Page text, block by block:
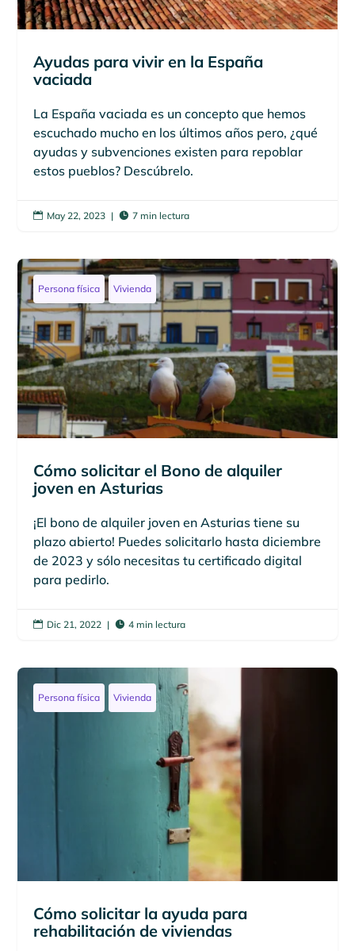
Ayudas para vivir en la España
vaciada
La España vaciada es un concepto que hemos
escuchado mucho en los últimos años pero, ¿qué
ayudas y subvenciones existen para repoblar
estos pueblos? Descúbrelo.
 May 22, 2023 |  7 min lectura
Persona física Vivienda
Cómo solicitar el Bono de alquiler
joven en Asturias
¡El bono de alquiler joven en Asturias tiene su
plazo abierto! Puedes solicitarlo hasta diciembre
de 2023 y sólo necesitas tu certificado digital
para pedirlo.
 Dic 21, 2022 |  4 min lectura
Persona física Vivienda
Cómo solicitar la ayuda para
rehabilitación de viviendas